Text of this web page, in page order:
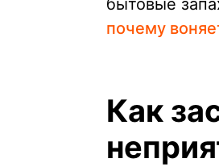
бытовые
почему
Как